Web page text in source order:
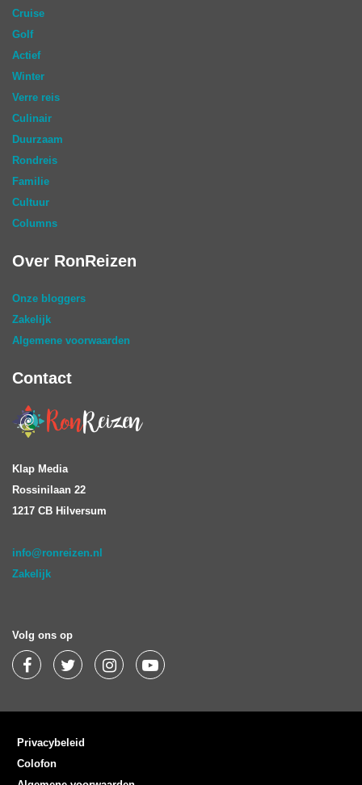
Cruise
Golf
Actief
Winter
Verre reis
Culinair
Duurzaam
Rondreis
Familie
Cultuur
Columns
Over RonReizen
Onze bloggers
Zakelijk
Algemene voorwaarden
Contact
Klap Media
Rossinilaan 22
1217 CB Hilversum
info@ronreizen.nl
Zakelijk
Volg ons op
Privacybeleid
Colofon